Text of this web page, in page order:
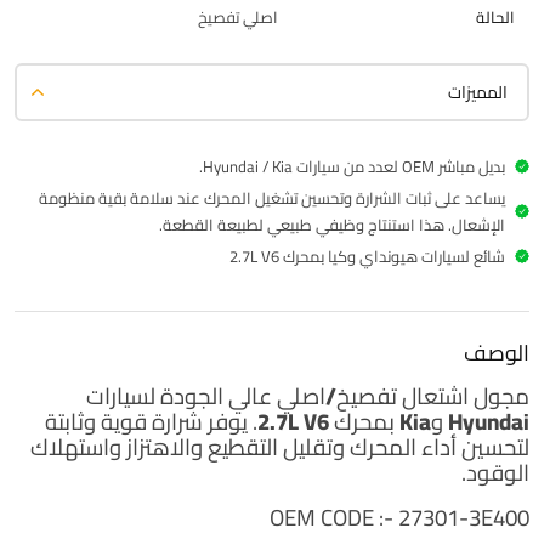
الحالة
اصلي تفصيخ
المميزات
بديل مباشر OEM لعدد من سيارات Hyundai / Kia.
يساعد على ثبات الشرارة وتحسين تشغيل المحرك عند سلامة بقية منظومة
الإشعال. هذا استنتاج وظيفي طبيعي لطبيعة القطعة.
شائع لسيارات هيونداي وكيا بمحرك 2.7L V6
الوصف
مجول اشتعالتفصيخ/اصليعالي الجودة لسيارات
Hyundai وKia بمحرك2.7L V6. يوفر شرارة قوية وثابتة
لتحسين أداء المحرك وتقليل التقطيع والاهتزاز واستهلاك
الوقود.
OEM CODE :- 27301-3E400